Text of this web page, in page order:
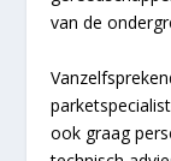
van de
ook graag